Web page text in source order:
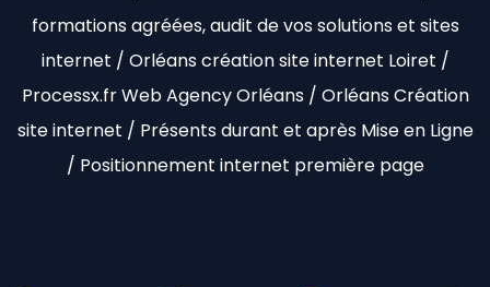
formations agréées, audit de vos solutions et sites
internet / Orléans création site internet Loiret /
Processx.fr Web Agency Orléans / Orléans Création
site internet / Présents durant et après Mise en Ligne
/ Positionnement internet première page